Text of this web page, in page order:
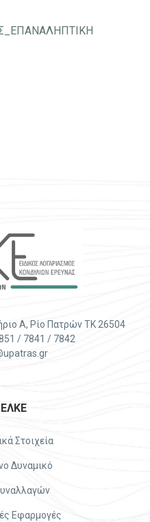
Α, Ρίο Πατρών ΤΚ 26504
/ 7841 / 7842
Στοιχεία
Δυναμικό
Εφαρμογές